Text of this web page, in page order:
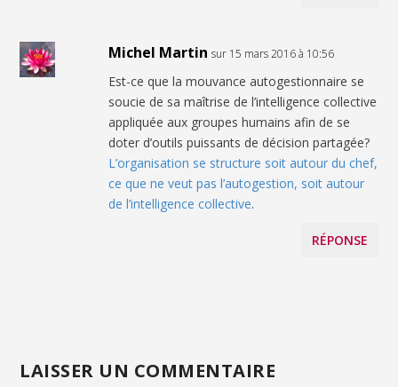
Michel Martin sur 15 mars 2016 à 10:56
Est-ce que la mouvance autogestionnaire se
soucie de sa maîtrise de l’intelligence collective
appliquée aux groupes humains afin de se
doter d’outils puissants de décision partagée?
L’organisation se structure soit autour du chef,
ce que ne veut pas l’autogestion, soit autour
de l’intelligence collective.
RÉPONSE
LAISSER UN COMMENTAIRE